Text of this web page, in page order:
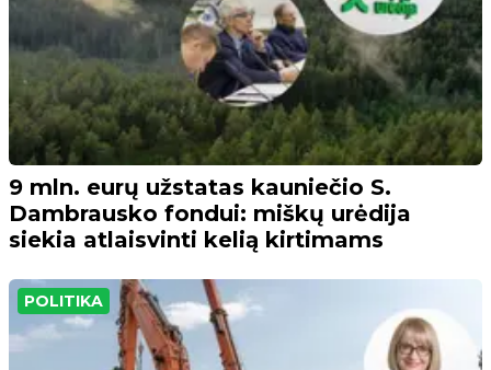
9 mln. eurų užstatas kauniečio S.
Dambrausko fondui: miškų urėdija
siekia atlaisvinti kelią kirtimams
POLITIKA